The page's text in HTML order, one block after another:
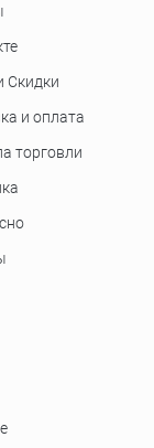
Скидки
и оплата
торговли